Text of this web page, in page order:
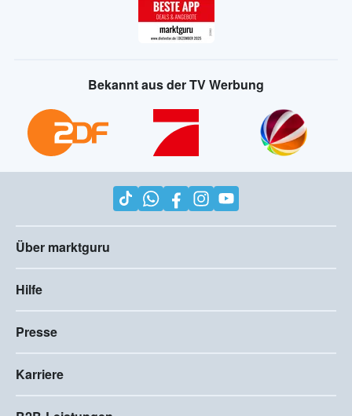
Bekannt aus der TV Werbung
Über marktguru
Hilfe
Presse
Karriere